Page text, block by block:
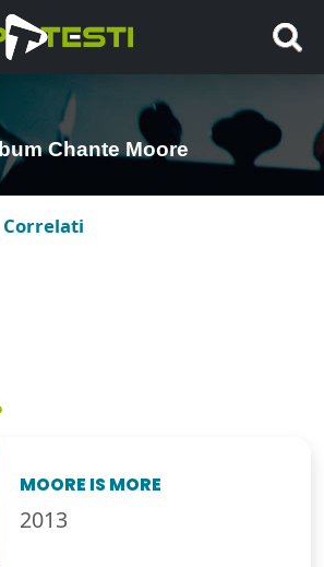
Chante Moore
Correlati
MOORE IS MORE
2013